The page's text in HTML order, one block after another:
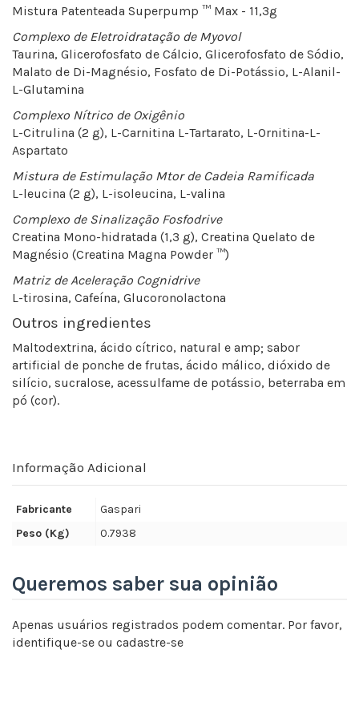
Mistura Patenteada Superpump ™ Max - 11,3g
Complexo de Eletroidratação de Myovol
Taurina, Glicerofosfato de Cálcio, Glicerofosfato de Sódio,
Malato de Di-Magnésio, Fosfato de Di-Potássio, L-Alanil-
L-Glutamina
Complexo Nítrico de Oxigênio
L-Citrulina (2 g), L-Carnitina L-Tartarato, L-Ornitina-L-
Aspartato
Mistura de Estimulação Mtor de Cadeia Ramificada
L-leucina (2 g), L-isoleucina, L-valina
Complexo de Sinalização Fosfodrive
Creatina Mono-hidratada (1,3 g), Creatina Quelato de
Magnésio (Creatina Magna Powder ™)
Matriz de Aceleração Cognidrive
L-tirosina, Cafeína, Glucoronolactona
Outros ingredientes
Maltodextrina, ácido cítrico, natural e amp; sabor
artificial de ponche de frutas, ácido málico, dióxido de
silício, sucralose, acessulfame de potássio, beterraba em
pó (cor).
Informação Adicional
Fabricante
Gaspari
Peso (Kg)
0.7938
Queremos saber sua opinião
Apenas usuários registrados podem comentar. Por favor,
identifique-se ou cadastre-se